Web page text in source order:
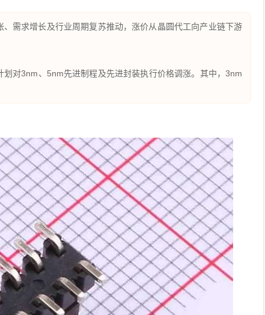
需求增长及行业周期复苏推动，涨价从晶圆代工向产业链下游
对3nm、5nm先进制程及先进封装执行价格调涨。其中，3nm